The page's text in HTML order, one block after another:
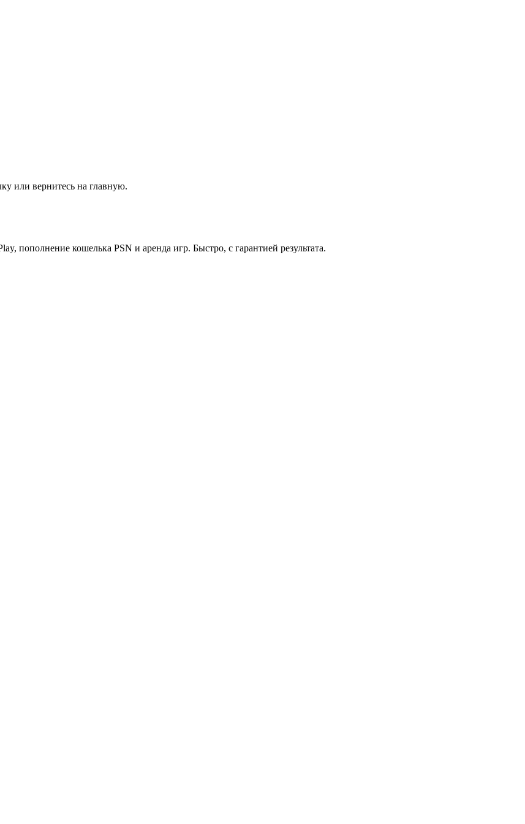
или вернитесь на главную.
пополнение кошелька PSN и аренда игр. Быстро, с гарантией результата.